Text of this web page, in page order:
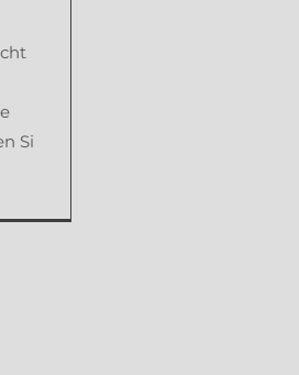
Si